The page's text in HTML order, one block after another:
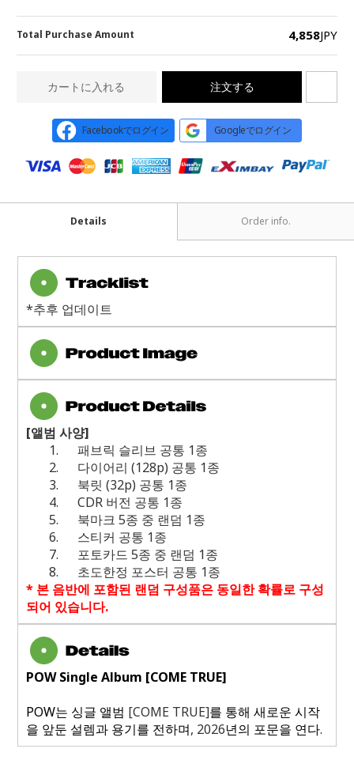
Total Purchase Amount 4,858JPY
カートに入れる 注文する
Facebookでログイン Googleでログイン
Details Order info.
*추후 업데이트
[앨범 사양]
1.
패브릭 슬리브 공통 1종
2.
다이어리 (128p) 공통 1종
3.
북릿 (32p) 공통 1종
4.
CDR 버전 공통 1종
5.
북마크 5종 중 랜덤 1종
6.
스티커 공통 1종
7.
포토카드 5종 중 랜덤 1종
8.
초도한정 포스터 공통 1종
* 본 음반에 포함된 랜덤 구성품은 동일한 확률로 구성
되어 있습니다.
POW Single Album [COME TRUE]
POW는 싱글 앨범 [COME TRUE]를 통해 새로운 시작
을 앞둔 설렘과 용기를 전하며, 2026년의 포문을 연다.